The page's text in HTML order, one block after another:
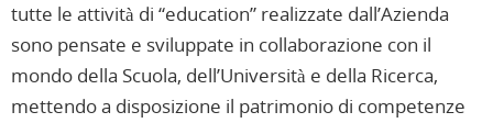
tutte le attività di “education” realizzate dall’Azienda
sono pensate e sviluppate in collaborazione con il
mondo della Scuola, dell’Università e della Ricerca,
mettendo a disposizione il patrimonio di competenze